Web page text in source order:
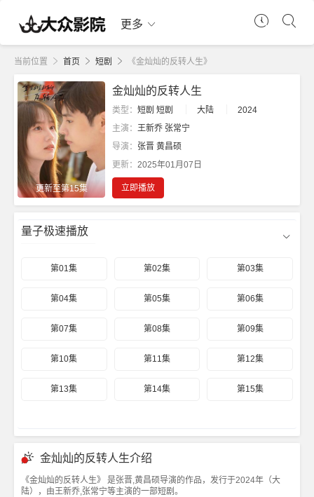
更多
当前位置 首页 短剧 《金灿灿的反转人生》
更新至第15集
金灿灿的反转人生
类型： 短剧 短剧 大陆
2024
主演： 王新乔 张常宁
导演： 张晋 黄昌硕
更新： 2025年01月07日
立即播放
量子极速播放
第01集 第02集 第03集
第04集 第05集 第06集
第07集 第08集 第09集
第10集 第11集 第12集
第13集 第14集 第15集
金灿灿的反转人生介绍
《金灿灿的反转人生》 是张晋,黄昌硕导演的作品，发行于2024年（大
陆），由王新乔,张常宁等主演的一部短剧。